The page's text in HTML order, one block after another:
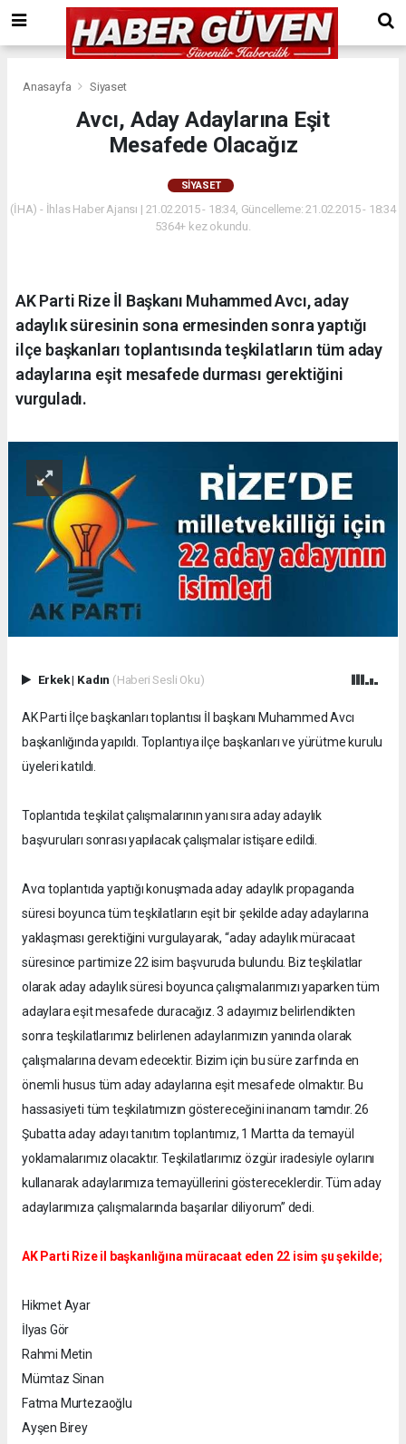
Anasayfa Siyaset
Avcı, Aday Adaylarına Eşit
Mesafede Olacağız
SIYASET
(İHA) - İhlas Haber Ajansı | 21.02.2015 - 18:34, Güncelleme: 21.02.2015 - 18:34
5364+ kez okundu.
AK Parti Rize İl Başkanı Muhammed Avcı, aday
adaylık süresinin sona ermesinden sonra yaptığı
ilçe başkanları toplantısında teşkilatların tüm aday
adaylarına eşit mesafede durması gerektiğini
vurguladı.
Erkek| Kadın (Haberi Sesli Oku)
AK Parti İlçe başkanları toplantısı İl başkanı Muhammed Avcı
başkanlığında yapıldı. Toplantıya ilçe başkanları ve yürütme kurulu
üyeleri katıldı.
Toplantıda teşkilat çalışmalarının yanı sıra aday adaylık
başvuruları sonrası yapılacak çalışmalar istişare edildi.
Avcı toplantıda yaptığı konuşmada aday adaylık propaganda
süresi boyunca tüm teşkilatların eşit bir şekilde aday adaylarına
yaklaşması gerektiğini vurgulayarak, “aday adaylık müracaat
süresince partimize 22 isim başvuruda bulundu. Biz teşkilatlar
olarak aday adaylık süresi boyunca çalışmalarımızı yaparken tüm
adaylara eşit mesafede duracağız. 3 adayımız belirlendikten
sonra teşkilatlarımız belirlenen adaylarımızın yanında olarak
çalışmalarına devam edecektir. Bizim için bu süre zarfında en
önemli husus tüm aday adaylarına eşit mesafede olmaktır. Bu
hassasiyeti tüm teşkilatımızın göstereceğini inancım tamdır. 26
Şubatta aday adayı tanıtım toplantımız, 1 Martta da temayül
yoklamalarımız olacaktır. Teşkilatlarımız özgür iradesiyle oylarını
kullanarak adaylarımıza temayüllerini göstereceklerdir. Tüm aday
adaylarımıza çalışmalarında başarılar diliyorum” dedi.
AK Parti Rize il başkanlığına müracaat eden 22 isim şu şekilde;
Hikmet Ayar
İlyas Gör
Rahmi Metin
Mümtaz Sinan
Fatma Murtezaoğlu
Ayşen Birey